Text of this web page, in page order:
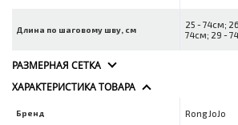
Длина по шаговому шву, см
25 - 74см;
74см; 29 -
РАЗМЕРНАЯ СЕТКА
ХАРАКТЕРИСТИКА ТОВАРА
Бренд Rong JoJo